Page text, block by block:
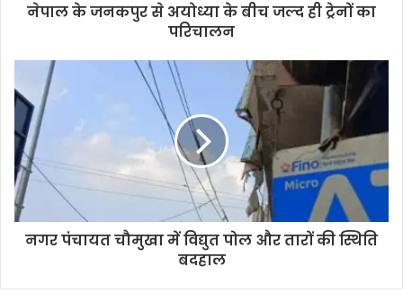
नेपाल के जनकपुर से अयोध्या के बीच जल्द ही ट्रेनों का
परिचालन
नगर पंचायत चौमुखा में विद्युत पोल और तारों की स्थिति
बदहाल